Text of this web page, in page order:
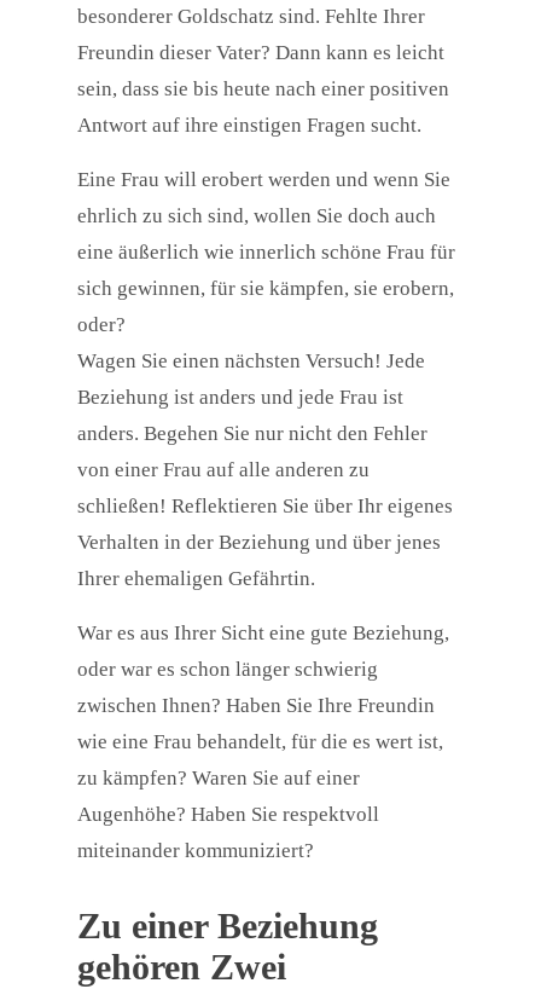
besonderer Goldschatz sind. Fehlte Ihrer
Freundin dieser Vater? Dann kann es leicht
sein, dass sie bis heute nach einer positiven
Antwort auf ihre einstigen Fragen sucht.
Eine Frau will erobert werden und wenn Sie
ehrlich zu sich sind, wollen Sie doch auch
eine äußerlich wie innerlich schöne Frau für
sich gewinnen, für sie kämpfen, sie erobern,
oder?
Wagen Sie einen nächsten Versuch! Jede
Beziehung ist anders und jede Frau ist
anders. Begehen Sie nur nicht den Fehler
von einer Frau auf alle anderen zu
schließen! Reflektieren Sie über Ihr eigenes
Verhalten in der Beziehung und über jenes
Ihrer ehemaligen Gefährtin.
War es aus Ihrer Sicht eine gute Beziehung,
oder war es schon länger schwierig
zwischen Ihnen? Haben Sie Ihre Freundin
wie eine Frau behandelt, für die es wert ist,
zu kämpfen? Waren Sie auf einer
Augenhöhe? Haben Sie respektvoll
miteinander kommuniziert?
Zu einer Beziehung
gehören Zwei